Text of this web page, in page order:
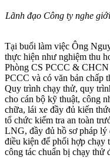
Lãnh đạo Công ty nghe
Tại buổi làm việc Ông
thực hiện như nghiệm thu
Phòng CS PCCC &
PCCC và có văn bản chấp
Quy trình chạy thử, quy
cho cán bộ kỹ thuật, công
chữa, lái xe đầy đủ kiến
tổ chức kiểm tra an toàn
LNG, đầy đủ hồ sơ pháp
điều kiện để phối hợp chạy
công tác chuẩn bị chạy thử